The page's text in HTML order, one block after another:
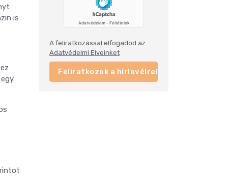
is
A feliratkozással elfogadod az
Adatvédelmi Elveinket
Feliratkozok a hírlevélre!